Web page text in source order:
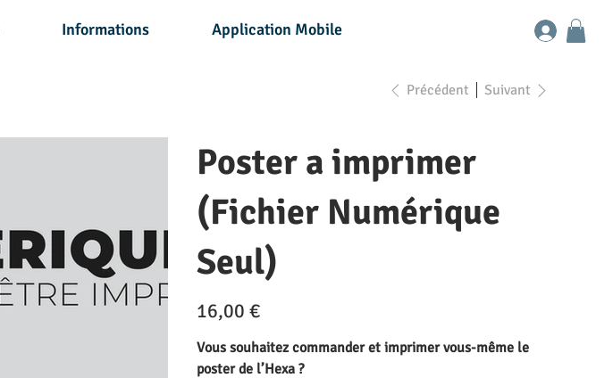
Informations Application Mobile
Précédent Suivant
Poster a imprimer
(Fichier Numérique
Seul)
16,00 €
Vous souhaitez commander et imprimer vous-même le
poster de l’Hexa ?